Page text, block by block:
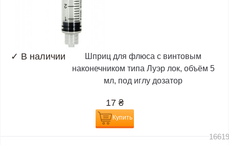
✓ В наличии
Шприц для флюса с винтовым
наконечником типа Луэр лок, объём 5
мл, под иглу дозатор
17 ₴
Купить